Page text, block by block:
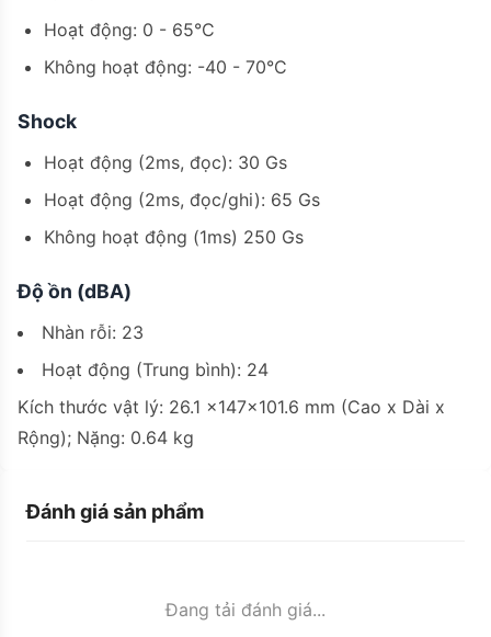
Hoạt động: 0 - 65°C
Không hoạt động: -40 - 70°C
Shock
Hoạt động (2ms, đọc): 30 Gs
Hoạt động (2ms, đọc/ghi): 65 Gs
Không hoạt động (1ms) 250 Gs
Độ ồn (dBA)
Nhàn rỗi: 23
Hoạt động (Trung bình): 24
Kích thước vật lý: 26.1 x147x101.6 mm (Cao x Dài x
Rộng); Nặng: 0.64 kg
Đánh giá sản phẩm
Đang tải đánh giá...